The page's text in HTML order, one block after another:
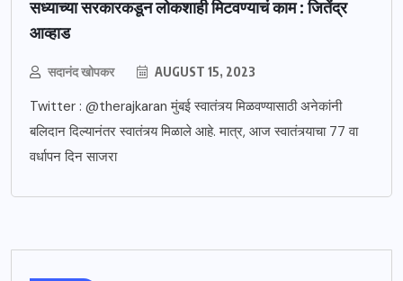
सध्याच्या सरकारकडून लोकशाही मिटवण्याचं काम : जितेंद्र
आव्हाड
सदानंद खोपकर AUGUST 15, 2023
Twitter : @therajkaran मुंबई स्वातंत्र्य मिळवण्यासाठी अनेकांनी
बलिदान दिल्यानंतर स्वातंत्र्य मिळाले आहे. मात्र, आज स्वातंत्र्याचा 77 वा
वर्धापन दिन साजरा